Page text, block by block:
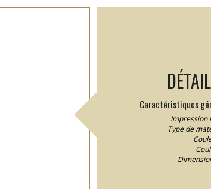
Caractéristiques
Impression
Type de